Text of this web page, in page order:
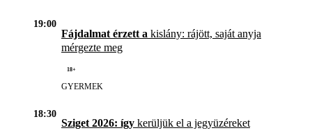
19:00
Fájdalmat érzett a kislány: rájött, saját anyja
mérgezte meg
18+
GYERMEK
18:30
Sziget 2026: így kerüljük el a jegyüzéreket